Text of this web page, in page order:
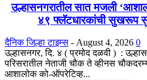
उल्हासनगरातील सात मजली
४९ फ्लॅटधारकांची सुखरूप
दैनिक जिल्हा टाइम्स - August 4, 2026 0
उल्हासनगर, दि. ४ ( प्रमोद दळवी ) :
परिसरातील नेताजी चौक ते व्हीनस
आशालोक को-ऑपरेटिव्ह...